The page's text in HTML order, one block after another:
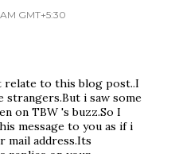
GMT+5:30
relate to this blog post..I
strangers.But i saw some
on TBW 's buzz.So I
message to you as if i
mail address.Its